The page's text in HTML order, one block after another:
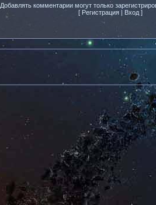
Добавлять комментарии могут только
[ Регистрация | Вход ]